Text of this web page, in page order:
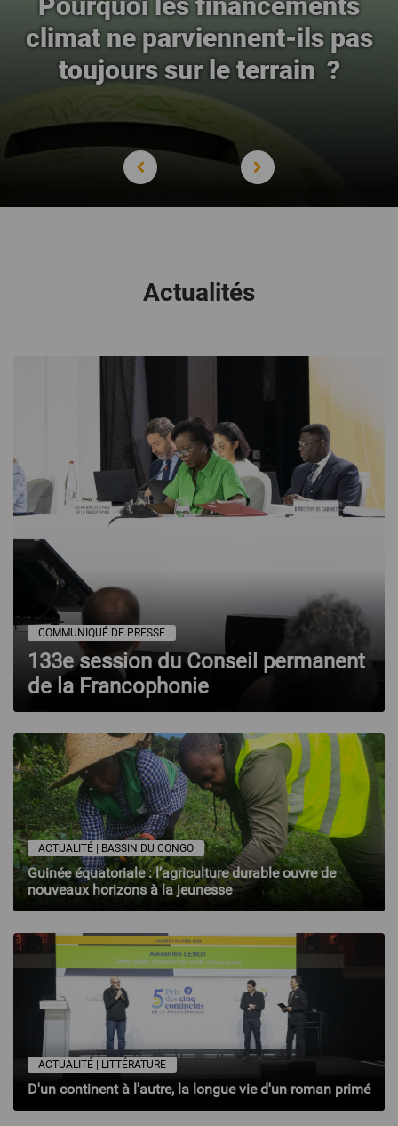
climat ne parviennent-ils pas
toujours sur le terrain ?
Actualités
COMMUNIQUÉ DE PRESSE
133e session du Conseil permanent
de la Francophonie
ACTUALITÉ | BASSIN DU CONGO
Guinée équatoriale : l’agriculture durable ouvre de
nouveaux horizons à la jeunesse
ACTUALITÉ | LITTÉRATURE
D'un continent à l'autre, la longue vie d'un roman primé